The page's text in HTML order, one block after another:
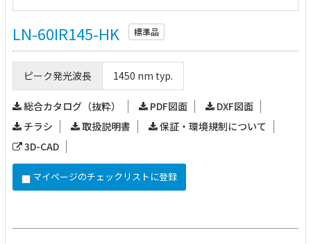
LN-60IR145-HK 標準品
ピーク発光波長 1450 nm typ.
総合カタログ（抜粋） PDF図面
DXF図面
チラシ
取扱説明書
保証・環境規制について
3D-CAD
マイページのチェックリストに登録